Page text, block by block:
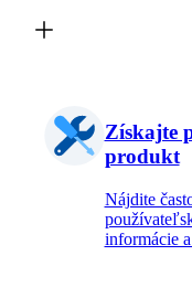
Získajte
produkt
Nájdite
informácie